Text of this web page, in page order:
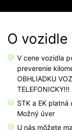
O vozidle
V cene vozidla
preverenie
OBHLIADKU
TELEFONICKY!!!
STK a EK platná
Možný úver
U nás môžete